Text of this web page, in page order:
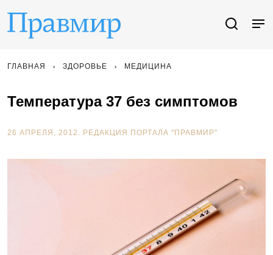
ГЛАВНАЯ ЗДОРОВЬЕ МЕДИЦИНА
Температура 37 без симптомов
26 АПРЕЛЯ, 2012. РЕДАКЦИЯ ПОРТАЛА "ПРАВМИР"